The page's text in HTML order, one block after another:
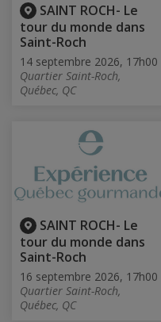
SAINT ROCH- Le
tour du monde dans
Saint-Roch
14 septembre 2026, 17h00
Quartier Saint-Roch,
Québec, QC
SAINT ROCH- Le
tour du monde dans
Saint-Roch
16 septembre 2026, 17h00
Quartier Saint-Roch,
Québec, QC